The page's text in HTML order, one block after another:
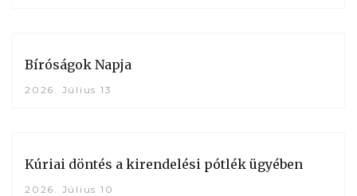
Bíróságok Napja
2026. Július 13
Kúriai döntés a kirendelési pótlék ügyében
2026. Július 10